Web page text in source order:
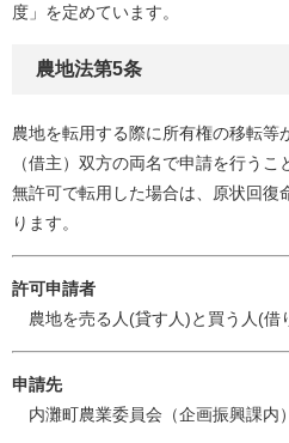
度」を定めています。
農地法第5条
農地を転用する際に所有権の移転等
（借主）双方の両名で申請を行うこ
無許可で転用した場合は、原状回復
ります。
許可申請者
農地を売る人(貸す人)と買う人(借
申請先
内灘町農業委員会（企画振興課内）